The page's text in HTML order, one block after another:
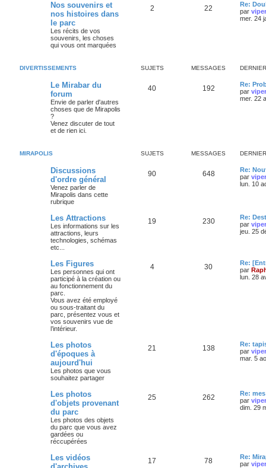
Nos souvenirs et
nos histoires dans
le parc
Les récits de vos
souvenirs, les choses
qui vous ont marquées
2 22
Re:
par
mer. 24
DIVERTISSEMENTS SUJETS MESSAGES
Le Mirabar du
forum
Envie de parler d'autres
choses que de Mirapolis
?
Venez discuter de tout
et de rien ici.
40 192
Re:
par
mer. 22
MIRAPOLIS SUJETS MESSAGES
Discussions
d'ordre général
Venez parler de
Mirapolis dans cette
rubrique
90 648
Re:
par
lun. 10
Les Attractions
Les informations sur les
attractions, leurs
technologies, schémas
etc...
19 230
Re:
par
jeu. 25
Les Figures
Les personnes qui ont
participé à la création ou
au fonctionnement du
parc.
Vous avez été employé
ou sous-traitant du
parc, présentez vous et
vos souvenirs vue de
l’intérieur.
4 30
Re:
par
lun. 28
Les photos
d'époques à
aujourd'hui
Les photos que vous
souhaitez partager
21 138
Re:
par
mar. 5
Les photos
d'objets provenant
du parc
Les photos des objets
du parc que vous avez
gardées ou
réccupérées
25 262
Re:
par
dim. 29
Les vidéos
17 78
Re:
par